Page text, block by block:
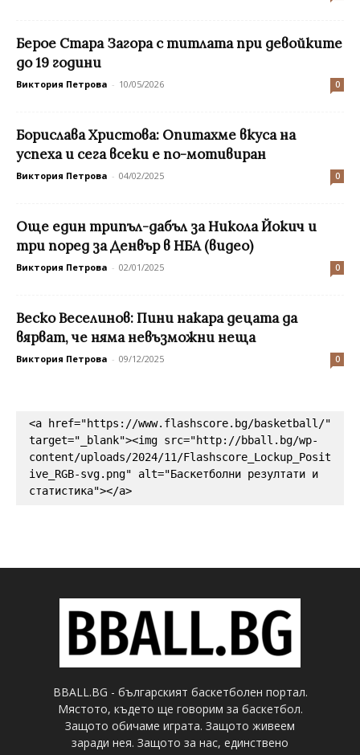
Берое Стара Загора с титлата при девойките
до 19 години
Виктория Петрова - 10/05/2026 0
Борислава Христова: Опитахме вкуса на
успеха и сега всеки е по-мотивиран
Виктория Петрова - 04/02/2025 0
Още един трипъл-дабъл за Никола Йокич и
три поред за Денвър в НБА (видео)
Виктория Петрова - 02/01/2025 0
Веско Веселинов: Пини накара децата да
вярват, че няма невъзможни неща
Виктория Петрова - 09/12/2025 0
<a href="https://www.flashscore.bg/basketball/"
target="_blank"><img src="http://bball.bg/wp-
content/uploads/2024/11/Flashscore_Lockup_Posit
ive_RGB-svg.png" alt="Баскетболни резултати и
статистика"></a>
BBALL.BG - българският баскетболен портал.
Мястото, където ще говорим за баскетбол.
Защото обичаме играта. Защото живеем
заради нея. Защото за нас, единствено